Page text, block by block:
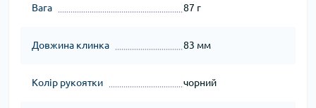
Вага 87 г
Довжина клинка 83 мм
Колір рукоятки чорний